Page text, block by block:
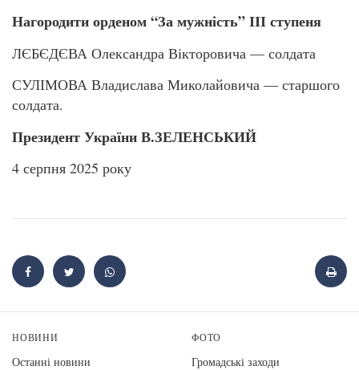
Нагородити орденом “За мужність” ІІІ ступеня
ЛЄБЄДЄВА Олександра Вікторовича — солдата
СУЛІМОВА Владислава Миколайовича — старшого
солдата.
Президент України В.ЗЕЛЕНСЬКИЙ
4 серпня 2025 року
НОВИНИ
Останні новини
ФОТО
Громадські заходи